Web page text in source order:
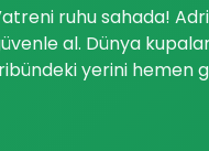
ruhu sahada!
al. Dünya
yerini hemen